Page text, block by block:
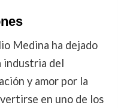
Medina ha dejado
industria del
y amor por la
en uno de los